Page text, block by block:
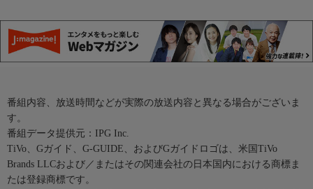
番組内容、放送時間などが実際の放送内容と異なる場合がございま
す。
番組データ提供元：IPG Inc.
TiVo、Gガイド、G-GUIDE、およびGガイドロゴは、米国TiVo
Brands LLCおよび／またはその関連会社の日本国内における商標ま
たは登録商標です。